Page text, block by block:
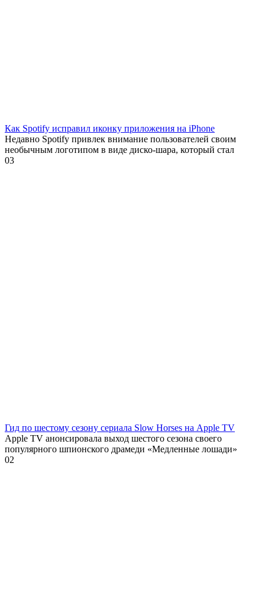
Как Spotify исправил иконку приложения на iPhone
Недавно Spotify привлек внимание пользователей своим
необычным логотипом в виде диско-шара, который стал
03
Гид по шестому сезону сериала Slow Horses на Apple TV
Apple TV анонсировала выход шестого сезона своего
популярного шпионского драмеди «Медленные лошади»
02